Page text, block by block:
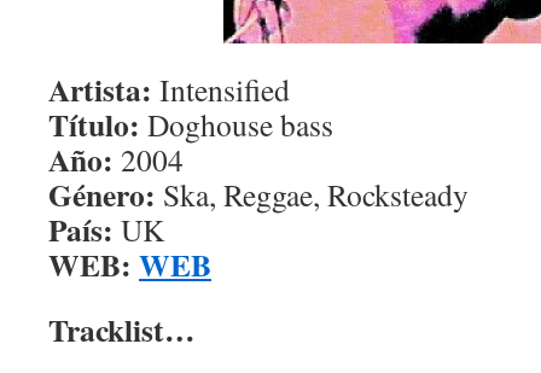
Artista: Intensified
Título: Doghouse bass
Año: 2004
Género: Ska, Reggae, Rocksteady
País: UK
WEB: WEB
Tracklist…